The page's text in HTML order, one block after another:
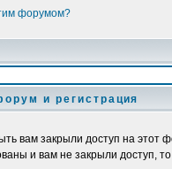
форумом?
и регистрация
вам закрыли доступ на этот
и вам не закрыли доступ,